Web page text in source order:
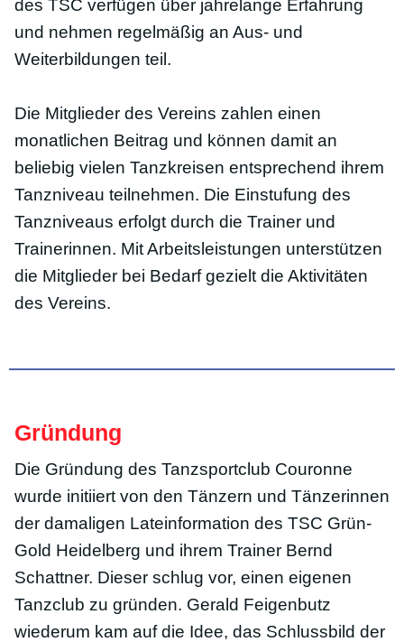
des TSC verfügen über jahrelange Erfahrung
und nehmen regelmäßig an Aus- und
Weiterbildungen teil.
Die Mitglieder des Vereins zahlen einen
monatlichen Beitrag und können damit an
beliebig vielen Tanzkreisen entsprechend ihrem
Tanzniveau teilnehmen. Die Einstufung des
Tanzniveaus erfolgt durch die Trainer und
Trainerinnen. Mit Arbeitsleistungen unterstützen
die Mitglieder bei Bedarf gezielt die Aktivitäten
des Vereins.
Gründung
Die Gründung des Tanzsportclub Couronne
wurde initiiert von den Tänzern und Tänzerinnen
der damaligen Lateinformation des TSC Grün-
Gold Heidelberg und ihrem Trainer Bernd
Schattner. Dieser schlug vor, einen eigenen
Tanzclub zu gründen. Gerald Feigenbutz
wiederum kam auf die Idee, das Schlussbild der